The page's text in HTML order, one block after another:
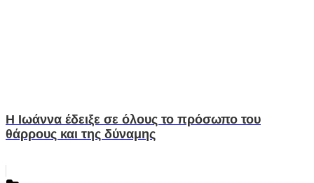
Η Ιωάννα έδειξε σε όλους το πρόσωπο του
θάρρους και της δύναμης